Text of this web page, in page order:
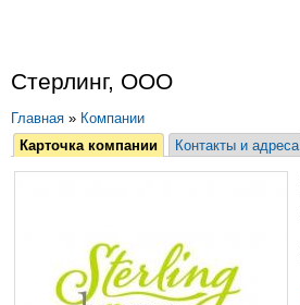
Стерлинг, ООО
Главная » Компании
Карточка компании
Контакты и адреса